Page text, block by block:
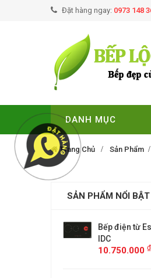
Đặt hàng ngay: 0973 148
DANH MỤC
Trang Chủ Sản Phẩm
SẢN PHẨM NỔI BẬT
Bếp điện từ
IDC
10.750.000 ₫